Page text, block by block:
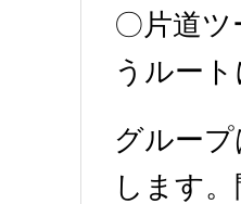
〇片道
うルー
グルー
します